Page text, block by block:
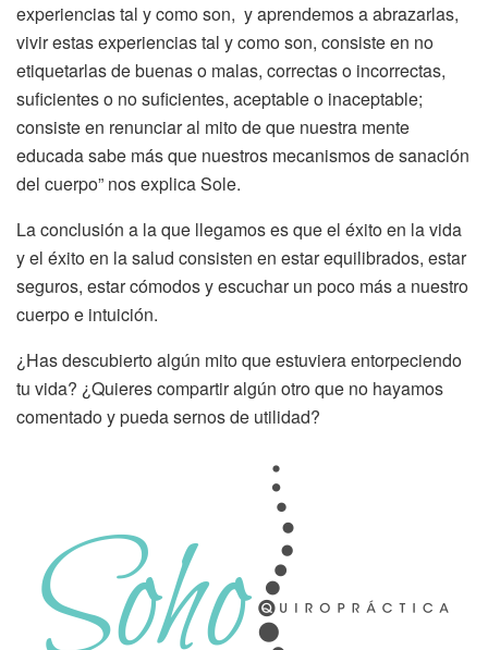
experiencias tal y como son, y aprendemos a abrazarlas,
vivir estas experiencias tal y como son, consiste en no
etiquetarlas de buenas o malas, correctas o incorrectas,
suficientes o no suficientes, aceptable o inaceptable;
consiste en renunciar al mito de que nuestra mente
educada sabe más que nuestros mecanismos de sanación
del cuerpo” nos explica Sole.
La conclusión a la que llegamos es que el éxito en la vida
y el éxito en la salud consisten en estar equilibrados, estar
seguros, estar cómodos y escuchar un poco más a nuestro
cuerpo e intuición.
¿Has descubierto algún mito que estuviera entorpeciendo
tu vida? ¿Quieres compartir algún otro que no hayamos
comentado y pueda sernos de utilidad?